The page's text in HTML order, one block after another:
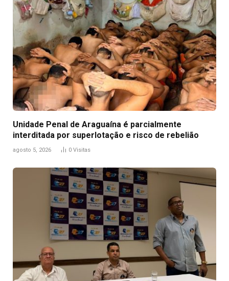
Unidade Penal de Araguaína é parcialmente
interditada por superlotação e risco de rebelião
agosto 5, 2026 0 Visitas